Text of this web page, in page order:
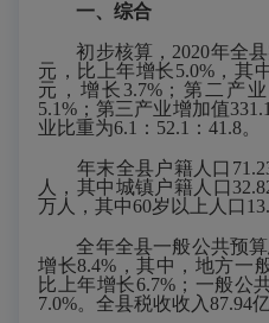
一、综合
初步核算， 2020年全
元，比上年增长5.0%，其
元，增长 3.7%；第二产
5.1%；第三产业增加值
业比重为6.1 ： 52.1 ： 41.8。
年末全县 户籍 人口 7
人，其中城镇户籍 人口
万人， 其中60岁以上人口13.
全年全县一般公共预算
增长8.4%，其中，地方一
比上年增长6.7%；一般公
7.0%。全县税收收入 87.94